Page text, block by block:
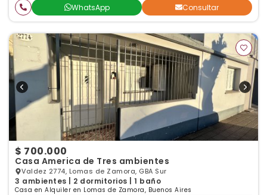
WhatsApp Consultar
$ 700.000
Casa America de Tres ambientes
Valdez 2774, Lomas de Zamora, GBA Sur
3 ambientes | 2 dormitorios | 1 baño
Casa en Alquiler en Lomas de Zamora, Buenos Aires